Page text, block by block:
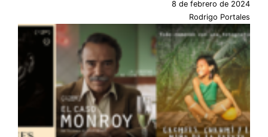
8 de febrero de 2024
Rodrigo Portales